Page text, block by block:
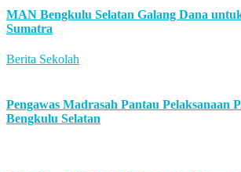
MAN Bengkulu Selatan Galang Dana
Sumatra
Berita Sekolah
Pengawas Madrasah Pantau Pelaksanaan
Bengkulu Selatan